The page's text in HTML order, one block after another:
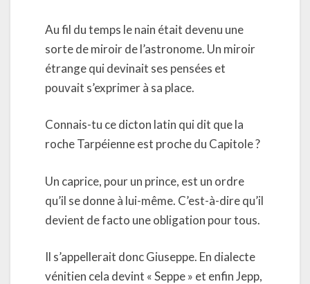
Au fil du temps le nain était devenu une
sorte de miroir de l’astronome. Un miroir
étrange qui devinait ses pensées et
pouvait s’exprimer à sa place.
Connais-tu ce dicton latin qui dit que la
roche Tarpéienne est proche du Capitole ?
Un caprice, pour un prince, est un ordre
qu’il se donne à lui-même. C’est-à-dire qu’il
devient de facto une obligation pour tous.
Il s’appellerait donc Giuseppe. En dialecte
vénitien cela devint « Seppe » et enfin Jepp,